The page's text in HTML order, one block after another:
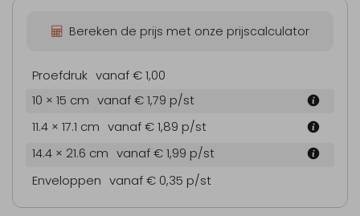
Bereken de prijs met onze prijscalculator
Proefdruk vanaf € 1,00
10 × 15 cm vanaf € 1,79 p/st
11.4 × 17.1 cm vanaf € 1,89 p/st
14.4 × 21.6 cm vanaf € 1,99 p/st
Enveloppen vanaf € 0,35 p/st